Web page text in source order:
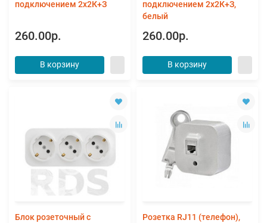
подключением 2х2К+З
260.00р.
В корзину
подключением 2х2К+З,
белый
260.00р.
В корзину
Блок розеточный с
Розетка RJ11 (телефон),